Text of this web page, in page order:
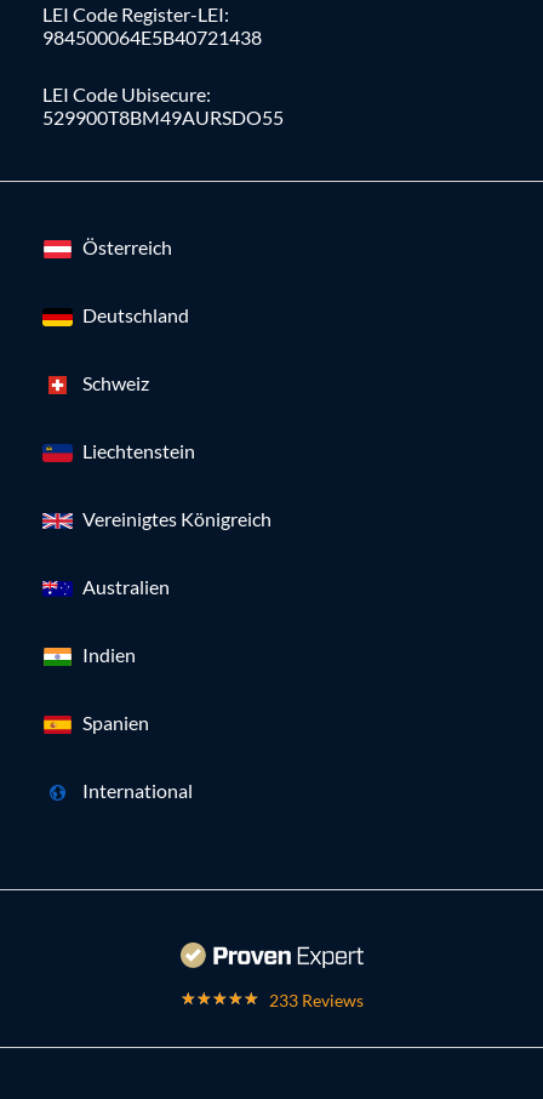
LEI Code Register-LEI:
984500064E5B40721438
LEI Code Ubisecure:
529900T8BM49AURSDO55
Österreich
Deutschland
Schweiz
Liechtenstein
Vereinigtes Königreich
Australien
Indien
Spanien
International
233 Reviews